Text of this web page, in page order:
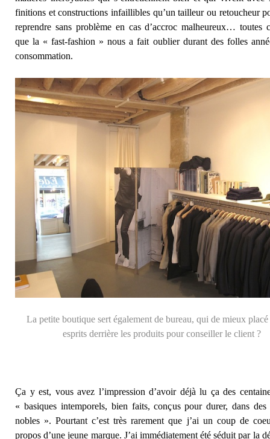
finitions et constructions infaillibles qu’un tailleur ou retoucheur
reprendre sans problème en cas d’accroc malheureux… toutes
que la « fast-fashion » nous a fait oublier durant des folles
consommation.
La petite boutique sert également de bureau, qui de mieux placé
esprits derrière les produits pour conseiller le client ?
Ça y est, vous avez l’impression d’avoir déjà lu ça des
« basiques intemporels, bien faits, conçus pour durer, dans des
nobles ». Pourtant c’est très rarement que j’ai un coup de
propos d’une jeune marque. J’ai immédiatement été séduit par la